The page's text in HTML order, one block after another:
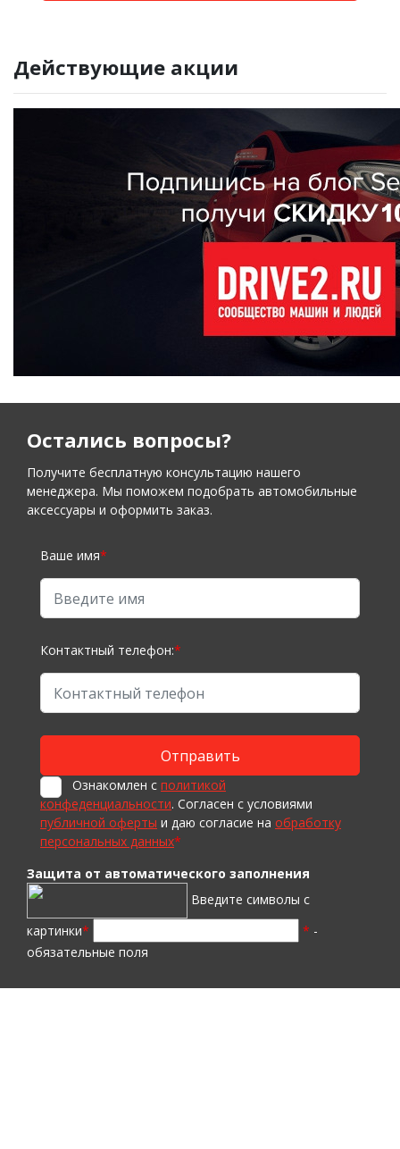
Действующие акции
Остались вопросы?
Получите бесплатную консультацию нашего
менеджера. Мы поможем подобрать автомобильные
аксессуары и оформить заказ.
Ваше имя*
Контактный телефон:*
Ознакомлен с политикой
конфеденциальности. Согласен с условиями
публичной оферты и даю согласие на обработку
персональных данных*
Защита от автоматического заполнения
Введите символы с
картинки* * -
обязательные поля